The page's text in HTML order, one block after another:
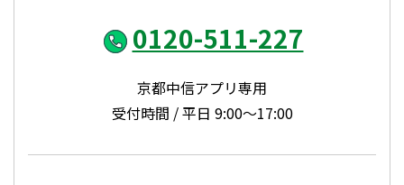
0120-511-227
京都中信アプリ専用
受付時間 / 平日 9:00～17:00